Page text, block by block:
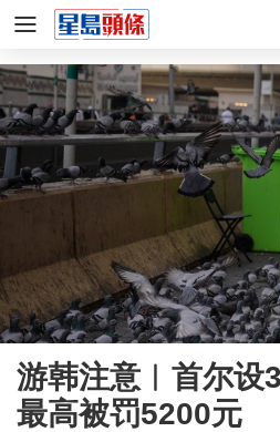
游韩注意︱首尔设
最高被罚5200元